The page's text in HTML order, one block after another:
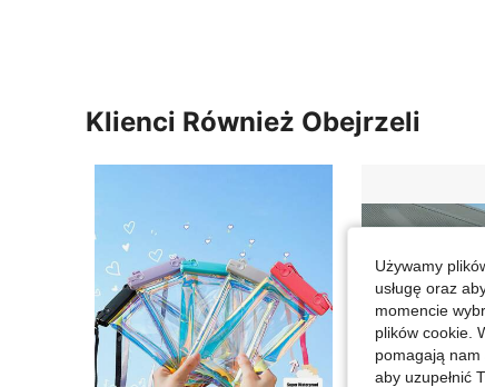
Klienci Również Obejrzeli
Używamy
usługę oraz
momencie
plików cookie.
pomagają
aby uzupełnić